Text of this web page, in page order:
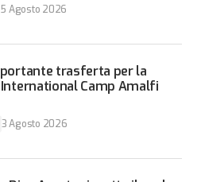
5 Agosto 2026
trasferta per la
Camp Amalfi
3 Agosto 2026